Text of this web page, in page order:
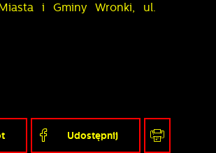
i Gminy Wronki, ul.
Udostępnij